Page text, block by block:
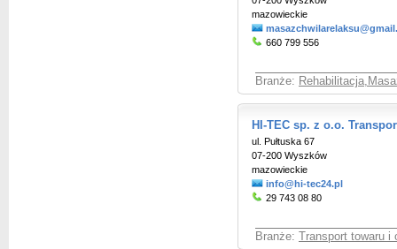
mazowieckie
660 799 556
Branże:
HI-TEC sp. z o.o.
ul. Pułtuska 67
07-200 Wyszków
mazowieckie
info@hi-tec24.pl
29 743 08 80
Branże: Transport towaru